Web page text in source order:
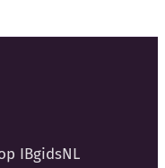
IBgidsNL